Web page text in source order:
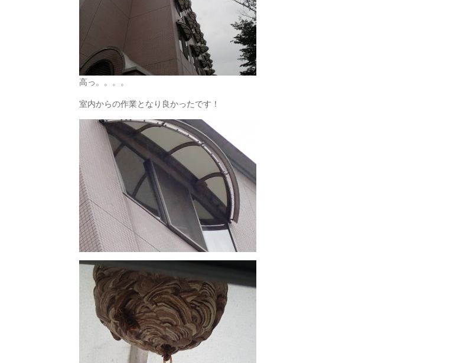
高っ。。。。
室内からの作業となり良かったです！